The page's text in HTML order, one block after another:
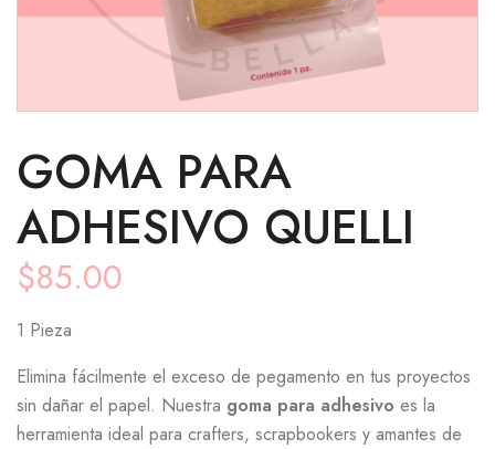
GOMA PARA
ADHESIVO QUELLI
$85.00
1 Pieza
Elimina fácilmente el exceso de pegamento en tus proyectos
sin dañar el papel. Nuestra goma para adhesivo es la
herramienta ideal para crafters, scrapbookers y amantes de